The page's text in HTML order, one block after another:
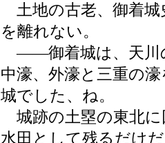
土地の古老、御着城
を離れない。
――御着城は、天川
中濠、外濠と三重の
城でした、ね。
城跡の土塁の東北
水田として残るだけ